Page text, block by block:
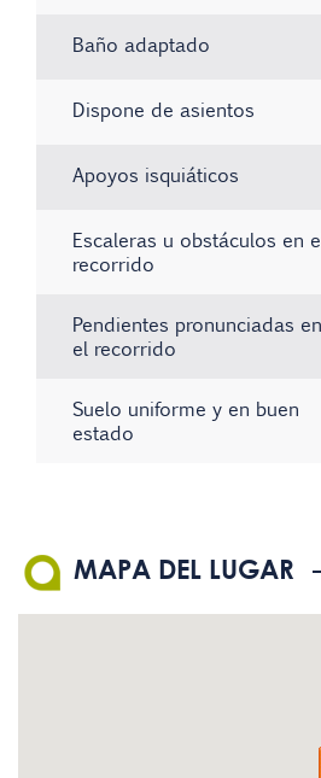
Baño adaptado
Dispone de asientos
Apoyos isquiáticos
Escaleras u obstáculos en el
recorrido
Pendientes pronunciadas en
el recorrido
Suelo uniforme y en buen
estado
MAPA DEL LUGAR